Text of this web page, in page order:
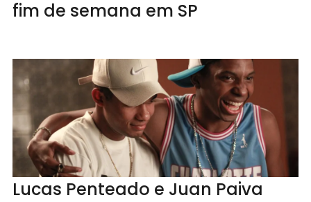
fim de semana em SP
Lucas Penteado e Juan Paiva